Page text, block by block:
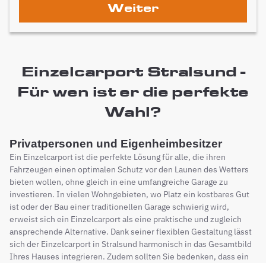
Weiter
Einzelcarport Stralsund -
Für wen ist er die perfekte
Wahl?
Privatpersonen und Eigenheimbesitzer
Ein Einzelcarport ist die perfekte Lösung für alle, die ihren
Fahrzeugen einen optimalen Schutz vor den Launen des Wetters
bieten wollen, ohne gleich in eine umfangreiche Garage zu
investieren. In vielen Wohngebieten, wo Platz ein kostbares Gut
ist oder der Bau einer traditionellen Garage schwierig wird,
erweist sich ein Einzelcarport als eine praktische und zugleich
ansprechende Alternative. Dank seiner flexiblen Gestaltung lässt
sich der Einzelcarport in Stralsund harmonisch in das Gesamtbild
Ihres Hauses integrieren. Zudem sollten Sie bedenken, dass ein